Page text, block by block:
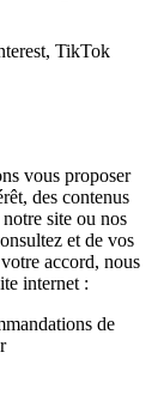
TikTok
vous proposer
des contenus
site ou nos
et de vos
accord, nous
internet :
de